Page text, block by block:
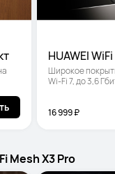
HUAWEI
Широкое
Wi-Fi 7, до 3,6
16 999 ₽
Mesh X3 Pro